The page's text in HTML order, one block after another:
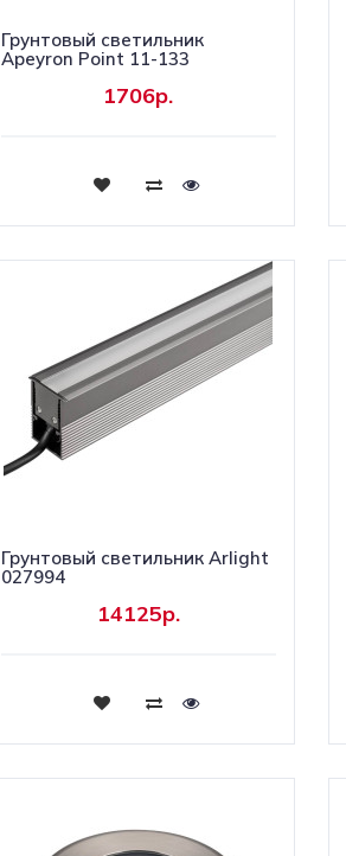
Грунтовый светильник
Apeyron Point 11-133
1706р.
Купить
Грунтовый светильник Arlight
027994
14125р.
Купить